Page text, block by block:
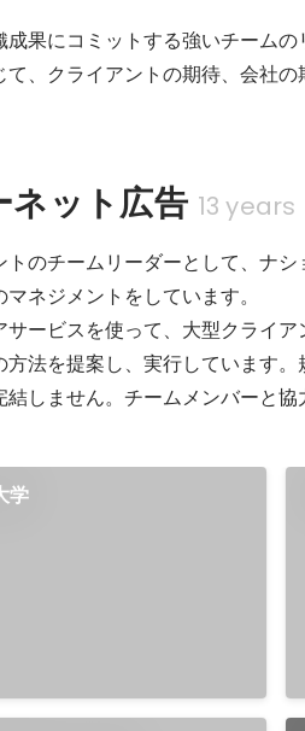
成果にコミットする強いチーム
て、クライアントの期待、会社
ネット広告 13 years
トのチームリーダーとして、ナ
ネジメントをしています。
サービスを使って、大型クライ
方法を提案し、実行しています
結しません。チームメンバーと
学